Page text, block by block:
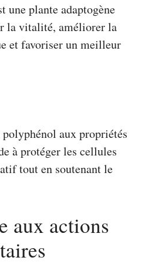
une plante adaptogène
la vitalité, améliorer la
et favoriser un meilleur
aux propriétés
à protéger les cellules
tout en soutenant le
aux actions